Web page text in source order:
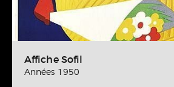
Affiche Sofil
Années 1950